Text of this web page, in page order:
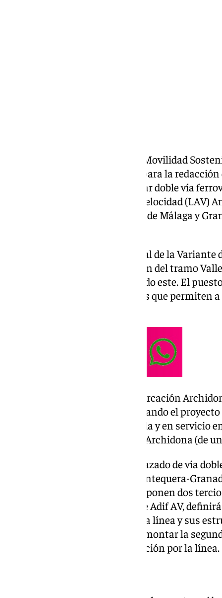
y Movilidad
millones de euros un contrato para la
acondicionamiento para montar doble vía
kilómetros de la Línea de Alta Velocidad (LAV)
kilómetro), entre las provincias de Málaga y
Este tramo se ubica entre el final de la
de longitud) por su lado oeste (fin del tramo
banalización de Íllora, por su lado este. El
instalación formada por desvíos que permiten
Íllora conecta con el tramo Bifurcación
kilómetros, donde se está ultimando el
vía. La vía doble ya está instalada y en servicio
Antequera hasta el viaducto de Archidona (de
Así, se dará continuidad a un trazado de vía
fase, la línea de alta velocidad Antequera-
kilómetro de doble vía, lo que suponen dos
proyecto contratado, a través de Adif AV,
acondicionar la plataforma de la línea y sus
desmontes y terraplenes) para montar la
compatibilizarán con la circulación por la línea.